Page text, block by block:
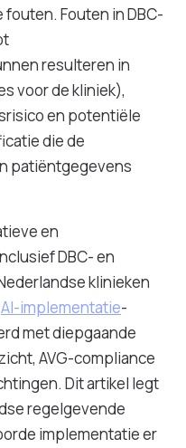
Fouten in DBC-
resulteren in
voor de kliniek),
en potentiële
die de
patiëntgegevens
en
DBC- en
klinieken
AI-implementatie-
met diepgaande
AVG-compliance
Dit artikel legt
regelgevende
implementatie er